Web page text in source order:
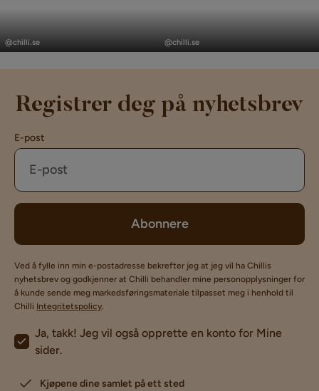
publisert
@chilli.se
publisert
@chilli.se
Registrer deg på nyhetsbrev
E-post
Abonnere
Ved å fylle inn min e-postadresse bekrefter jeg at jeg vil ha Chillis
nyhetsbrev og godkjenner at Chilli behandler mine personopplysninger for
å kunde sende meg markedsføringsmateriale tilpasset meg i henhold til
Chilli Integritetspolicy.
Ja, takk! Jeg vil også opprette en konto for Mine
sider.
Kjøpene dine samlet på ett sted